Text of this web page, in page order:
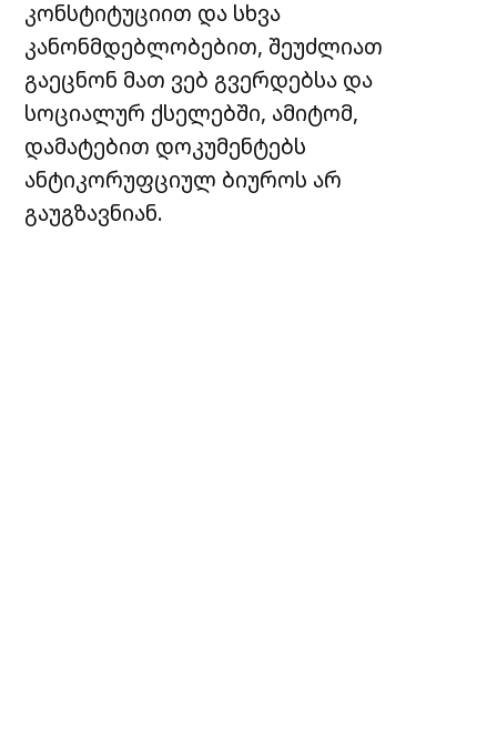
კონსტიტუციით და სხვა
კანონმდებლობებით, შეუძლიათ
გაეცნონ მათ ვებ გვერდებსა და
სოციალურ ქსელებში, ამიტომ,
დამატებით დოკუმენტებს
ანტიკორუფციულ ბიუროს არ
გაუგზავნიან.